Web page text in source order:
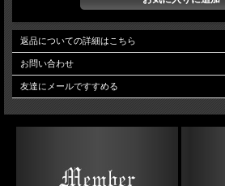
返品についての詳細はこちら
お問い合わせ
友達にメールですすめる